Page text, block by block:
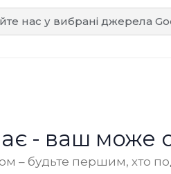
нас у вибрані джерела
- ваш може
– будьте першим, хто